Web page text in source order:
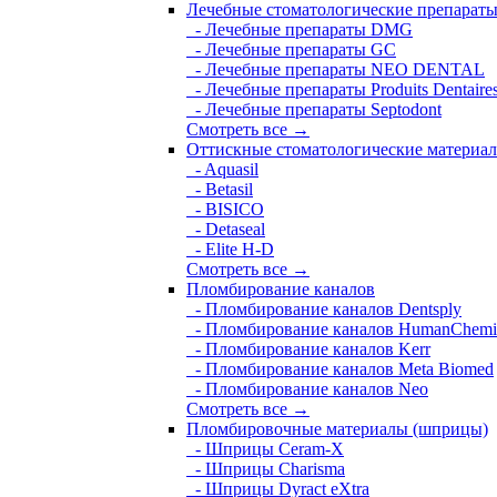
Лечебные стоматологические препараты
- Лечебные препараты DMG
- Лечебные препараты GC
- Лечебные препараты NEO DENTAL
- Лечебные препараты Produits
- Лечебные препараты Septodont
Смотреть все →
Оттискные стоматологические
- Aquasil
- Betasil
- BISICO
- Detaseal
- Elite H-D
Смотреть все →
Пломбирование каналов
- Пломбирование каналов Dentsply
- Пломбирование каналов
- Пломбирование каналов Kerr
- Пломбирование каналов Meta Biomed
- Пломбирование каналов Neo
Смотреть все →
Пломбировочные материалы (шприцы)
- Шприцы Ceram-X
- Шприцы Charisma
- Шприцы Dyract eXtra